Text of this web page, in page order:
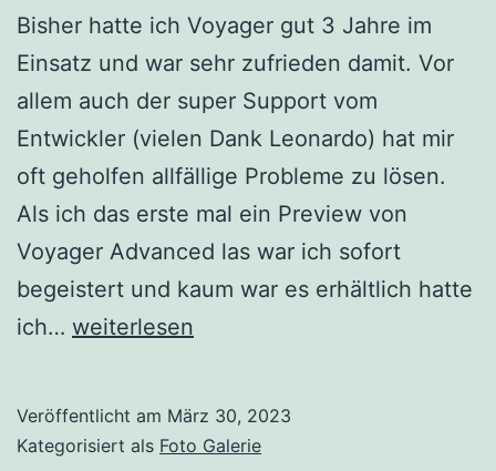
Bisher hatte ich Voyager gut 3 Jahre im
Einsatz und war sehr zufrieden damit. Vor
allem auch der super Support vom
Entwickler (vielen Dank Leonardo) hat mir
oft geholfen allfällige Probleme zu lösen.
Als ich das erste mal ein Preview von
Voyager Advanced las war ich sofort
begeistert und kaum war es erhältlich hatte
ich… Voyager
weiterlesen
Veröffentlicht am März 30, 2023
Kategorisiert als Foto Galerie